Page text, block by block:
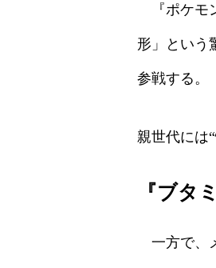
『ポケモ
形」という
参戦する。
親世代には
『ブタ
一方で、